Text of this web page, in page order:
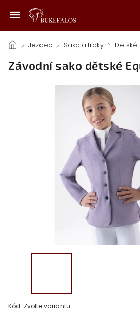
/ Jezdec / Saka a fraky / Dětské
Závodní sako dětské
Kód: Zvolte variantu